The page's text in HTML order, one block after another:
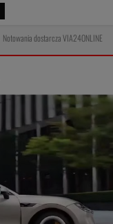
Notowania dostarcza VIA24ONLINE